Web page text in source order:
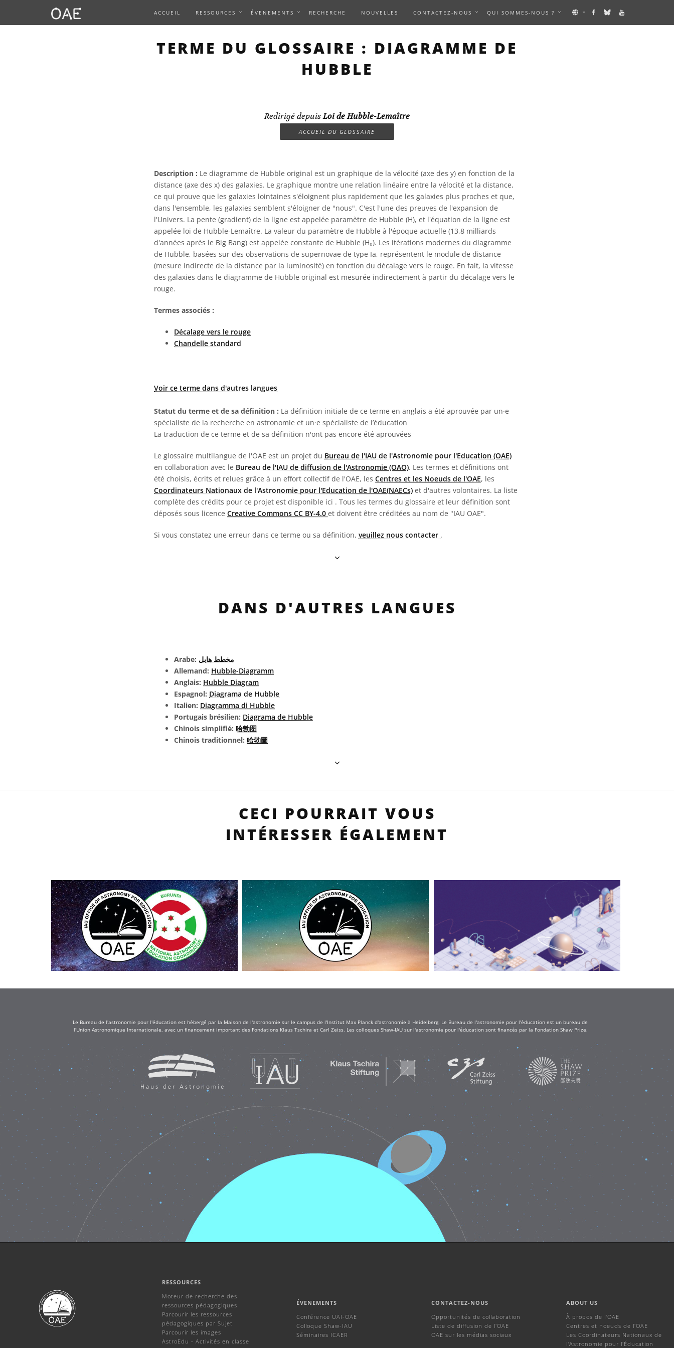
ACCUEIL RESSOURCES ÉVENEMENTS RECHERCHE NOUVELLES CONTACTEZ-NOUS QUI SOMMES-NOUS ?
TERME DU GLOSSAIRE : DIAGRAMME DE
HUBBLE
Redirigé depuisLoi de Hubble-Lemaître
ACCUEIL DU GLOSSAIRE
Description : Le diagramme de Hubble original est un graphique de la vélocité (axe des y) en fonction de la
distance (axe des x) des galaxies. Le graphique montre une relation linéaire entre la vélocité et la distance,
ce qui prouve que les galaxies lointaines s'éloignent plus rapidement que les galaxies plus proches et que,
dans l'ensemble, les galaxies semblent s'éloigner de "nous". C'est l'une des preuves de l'expansion de
l'Univers. La pente (gradient) de la ligne est appelée paramètre de Hubble (H), et l'équation de la ligne est
appelée loi de Hubble-Lemaître. La valeur du paramètre de Hubble à l'époque actuelle (13,8 milliards
d'années après le Big Bang) est appelée constante de Hubble (H₀). Les itérations modernes du diagramme
de Hubble, basées sur des observations de supernovae de type Ia, représentent le module de distance
(mesure indirecte de la distance par la luminosité) en fonction du décalage vers le rouge. En fait, la vitesse
des galaxies dans le diagramme de Hubble original est mesurée indirectement à partir du décalage vers le
rouge.
Termes associés :
Décalage vers le rouge
Chandelle standard
Voir ce terme dans d'autres langues
Statut du terme et de sa définition : La définition initiale de ce terme en anglais a été aprouvée par un·e
spécialiste de la recherche en astronomie et un·e spécialiste de l’éducation
La traduction de ce terme et de sa définition n'ont pas encore été aprouvées
Le glossaire multilangue de l'OAE est un projet du Bureau de l'IAU de l'Astronomie pour l'Education (OAE)
en collaboration avec le Bureau de l'IAU de diffusion de l'Astronomie (OAO). Les termes et définitions ont
été choisis, écrits et relues grâce à un effort collectif de l'OAE, les Centres et les Noeuds de l'OAE, les
Coordinateurs Nationaux de l'Astronomie pour l'Education de l'OAE(NAECs) et d'autres volontaires. La liste
complète des crédits pour ce projet est disponible ici . Tous les termes du glossaire et leur définition sont
déposés sous licence Creative Commons CC BY-4.0 et doivent être créditées au nom de "IAU OAE".
Si vous constatez une erreur dans ce terme ou sa définition, veuillez nous contacter .
DANS D'AUTRES LANGUES
Arabe: مخطط هابل
Allemand: Hubble-Diagramm
Anglais: Hubble Diagram
Espagnol: Diagrama de Hubble
Italien: Diagramma di Hubble
Portugais brésilien: Diagrama de Hubble
Chinois simplifié: 哈勃图
Chinois traditionnel: 哈勃圖
CECI POURRAIT VOUS
INTÉRESSER ÉGALEMENT
Le Bureau de l'astronomie pour l'éducation est hébergé par la Maison de l'astronomie sur le campus de l'Institut Max Planck d'astronomie à Heidelberg. Le Bureau de l'astronomie pour l'éducation est un bureau de
l'Union Astronomique Internationale, avec un financement important des Fondations Klaus Tschira et Carl Zeiss. Les colloques Shaw-IAU sur l'astronomie pour l'éducation sont financés par la Fondation Shaw Prize.
RESSOURCES
Moteur de recherche des
ressources pédagogiques
Parcourir les ressources
pédagogiques par Sujet
Parcourir les images
AstroEdu - Activités en classe
ÉVENEMENTS
Conférence UAI-OAE
Colloque Shaw-IAU
Séminaires ICAER
CONTACTEZ-NOUS
Opportunités de collaboration
Liste de diffusion de l'OAE
OAE sur les médias sociaux
ABOUT US
À propos de l'OAE
Centres et noeuds de l'OAE
Les Coordinateurs Nationaux de
l'Astronomie pour l'Éducation